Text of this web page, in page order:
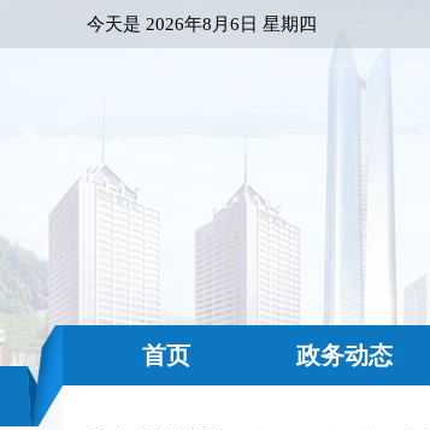
今天是 2026年8月6日 星期四
首页 政务动态